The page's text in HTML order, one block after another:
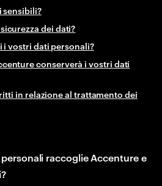
sensibili?
dei dati?
i vostri dati personali?
conserverà i vostri dati
in relazione al trattamento dei
raccoglie Accenture e